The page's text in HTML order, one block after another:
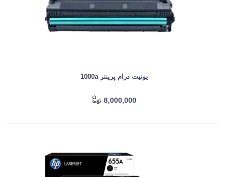
یونیت درام پرینتر 1000a
8,000,000